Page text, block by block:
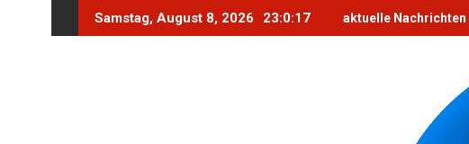
Samstag, August 8, 2026 23:0:18 aktuelle Nachrichten